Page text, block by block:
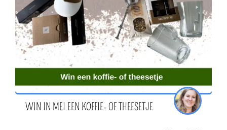
WIN IN MEI EEN KOFFIE- OF THEESETJE